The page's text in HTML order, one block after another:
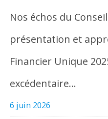
Nos échos du
présentation et
Financier Unique
excédentaire…
6 juin 2026